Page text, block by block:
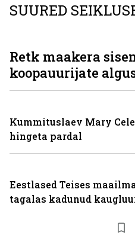
SUURED
Retk maakera
koopauurijate
Kummituslaev Mary
hingeta pardal
Eestlased Teises
tagalas kadunud